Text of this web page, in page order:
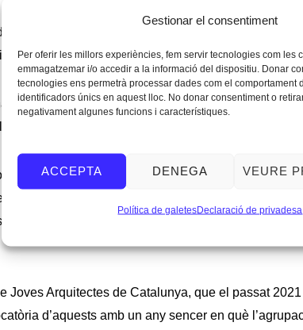
Gestionar el consentiment
Per oferir les millors experiències, fem servir tecnologies com les
emmagatzemar i/o accedir a la informació del dispositiu. Donar
tecnologies ens permetrà processar dades com el comportament
identificadors únics en aquest lloc. No donar consentiment o
negativament algunes funcions i característiques.
ACCEPTA DENEGA VEURE
Política de galetesDeclaració de privadesa
COAC acull de nou l ’exposició de la dotzena
sota el disseny«Estructures
als mateixos guardons.
l’exposició siguin fàcils de transportar, muntar
tècnic i que són presents en la majoria
guanyadores. També es va tenir en compte
Joves Arquitectes de Catalunya, que el passat
d’aquests amb un any sencer en què